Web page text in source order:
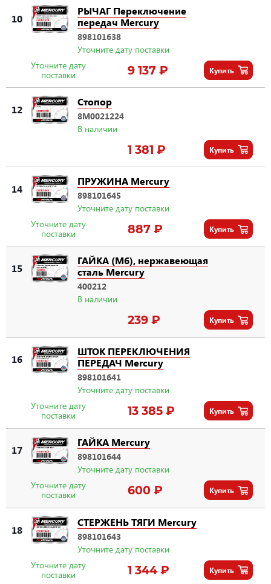
10
РЫЧАГ Переключение
передач Mercury
898101638
Уточните дату поставки
Уточните дату
поставки
9 137 ₽ Купить
12
Стопор
8M0021224
В наличии
1 381 ₽ Купить
14
ПРУЖИНА Mercury
898101645
Уточните дату поставки
Уточните дату
поставки
887 ₽ Купить
15
ГАЙКА (M6), нержавеющая
сталь Mercury
400212
В наличии
239 ₽ Купить
16
ШТОК ПЕРЕКЛЮЧЕНИЯ
ПЕРЕДАЧ Mercury
898101641
Уточните дату поставки
Уточните дату
поставки
13 385 ₽ Купить
17
ГАЙКА Mercury
898101644
Уточните дату поставки
Уточните дату
поставки
600 ₽ Купить
18
СТЕРЖЕНЬ ТЯГИ Mercury
898101643
Уточните дату поставки
Уточните дату
поставки
1 344 ₽ Купить